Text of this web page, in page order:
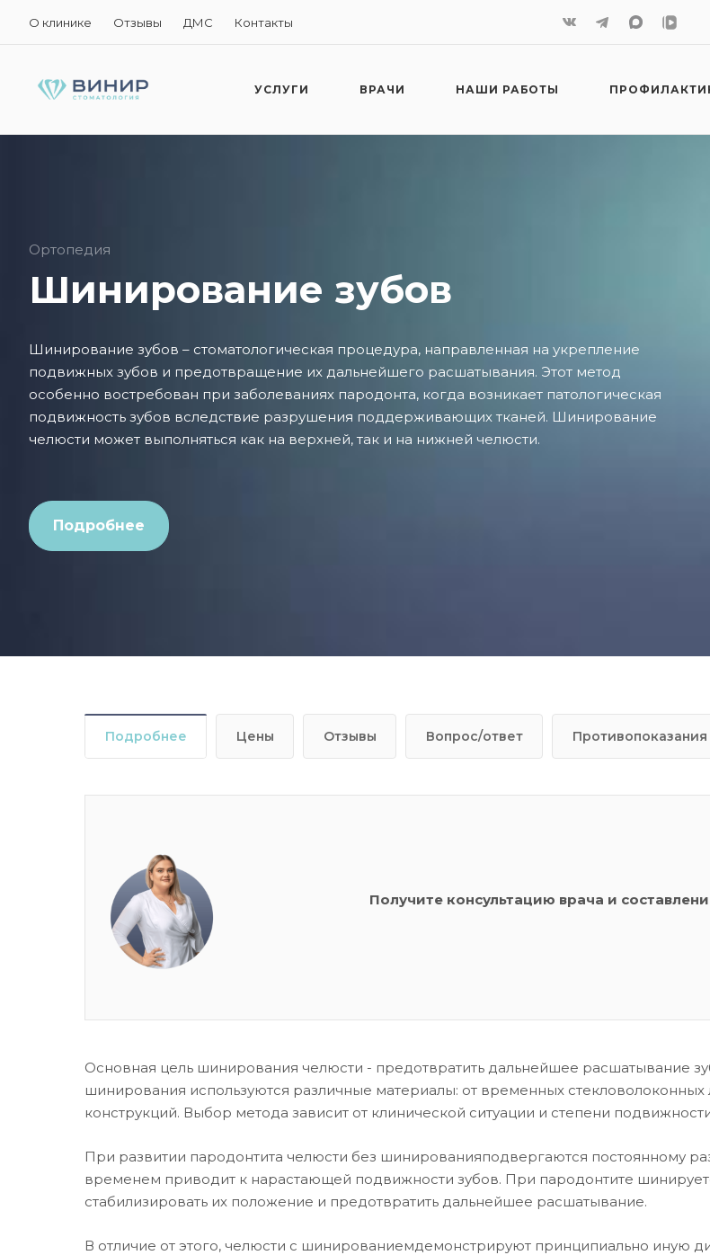
О клинике Отзывы ДМС Контакты
УСЛУГИ ВРАЧИ НАШИ РАБОТЫ
Ортопедия
Шинирование зубов
Шинирование зубов – стоматологическая процедура, направленная на укрепление
подвижных зубов и предотвращение их дальнейшего расшатывания. Этот метод
особенно востребован при заболеваниях пародонта, когда возникает патологическая
подвижность зубов вследствие разрушения поддерживающих тканей. Шинирование
челюсти может выполняться как на верхней, так и на нижней челюсти.
Подробнее
Подробнее Цены Отзывы Вопрос/ответ Противопоказания
Получите консультацию врача и
Основная цель шинирования челюсти - предотвратить дальнейшее расшатывание
шинирования используются различные материалы: от временных
конструкций. Выбор метода зависит от клинической ситуации и степени
При развитии пародонтита челюсти без шинированияподвергаются постоянному
временем приводит к нарастающей подвижности зубов. При пародонтите
стабилизировать их положение и предотвратить дальнейшее расшатывание.
В отличие от этого, челюсти с шинированиемдемонстрируют принципиально иную